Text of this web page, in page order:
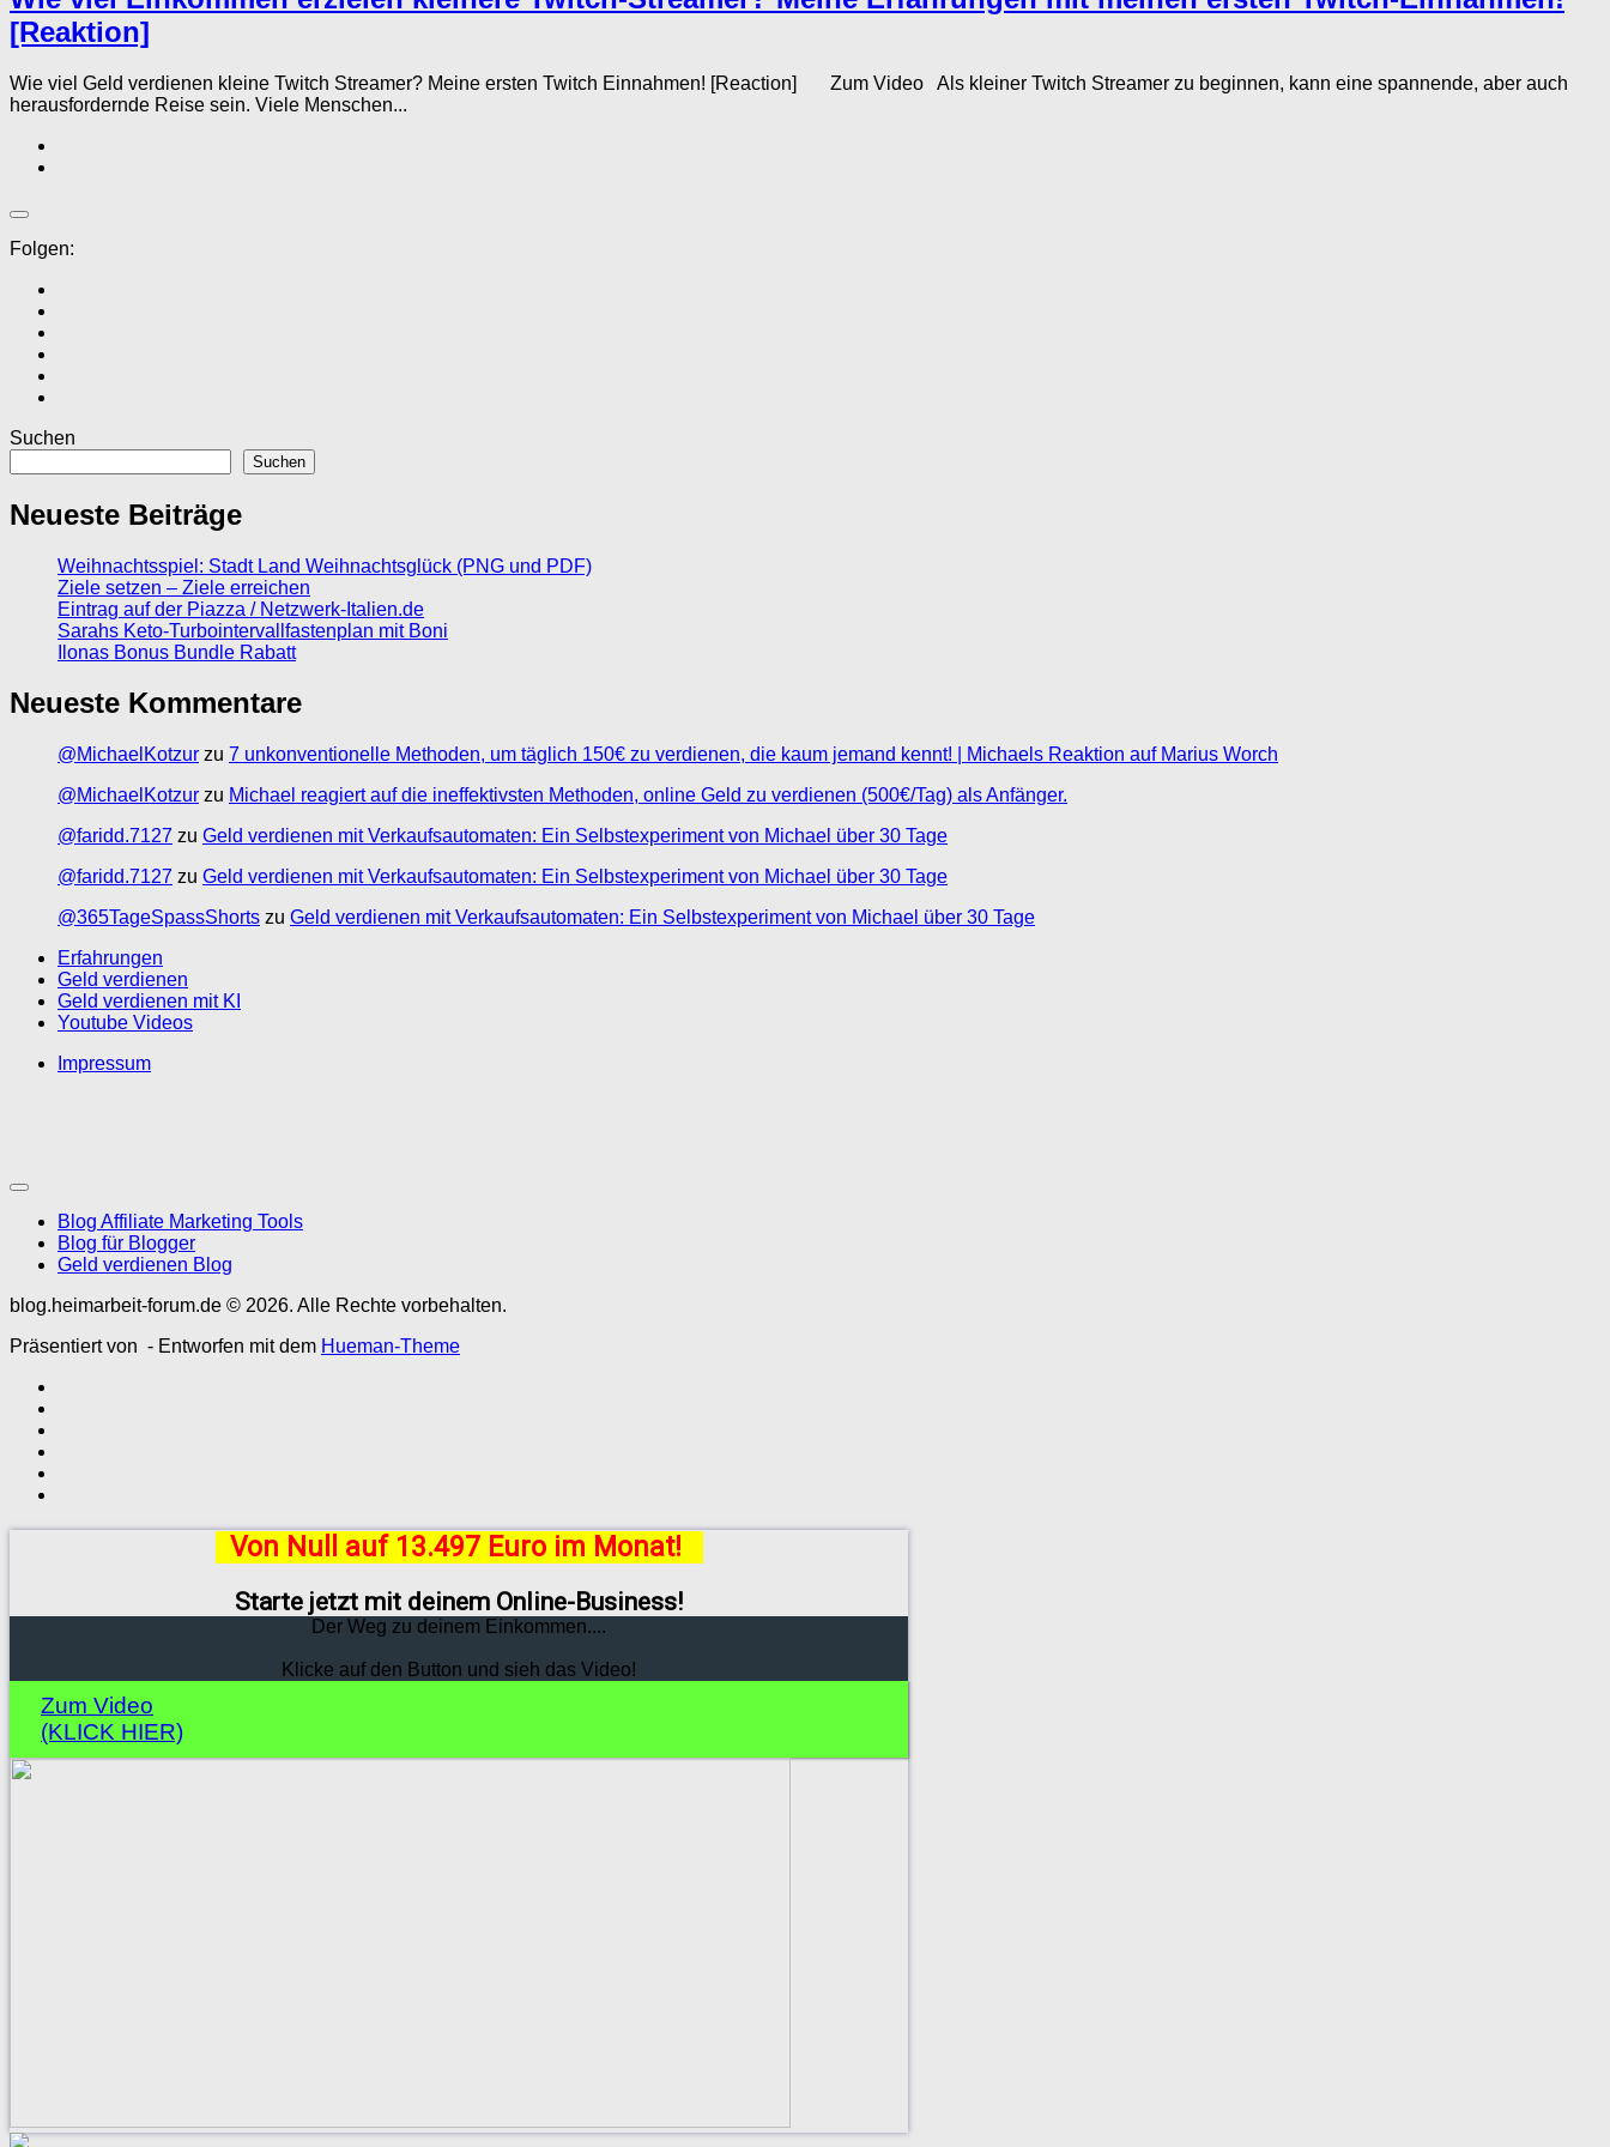
[Reaktion]
Wie viel Geld verdienen kleine Twitch Streamer? Meine ersten Twitch Einnahmen! [Reaction] Zum Video Als kleiner Twitch Streamer zu beginnen, kann eine spannende, aber auch
herausfordernde Reise sein. Viele Menschen...
Folgen:
Suchen
Suchen
Neueste Beiträge
Weihnachtsspiel: Stadt Land Weihnachtsglück (PNG und PDF)
Ziele setzen – Ziele erreichen
Eintrag auf der Piazza / Netzwerk-Italien.de
Sarahs Keto-Turbointervallfastenplan mit Boni
Ilonas Bonus Bundle Rabatt
Neueste Kommentare
@MichaelKotzur zu 7 unkonventionelle Methoden, um täglich 150€ zu verdienen, die kaum jemand kennt! | Michaels Reaktion auf Marius Worch
@MichaelKotzur zu Michael reagiert auf die ineffektivsten Methoden, online Geld zu verdienen (500€/Tag) als Anfänger.
@faridd.7127 zu Geld verdienen mit Verkaufsautomaten: Ein Selbstexperiment von Michael über 30 Tage
@faridd.7127 zu Geld verdienen mit Verkaufsautomaten: Ein Selbstexperiment von Michael über 30 Tage
@365TageSpassShorts zu Geld verdienen mit Verkaufsautomaten: Ein Selbstexperiment von Michael über 30 Tage
Erfahrungen
Geld verdienen
Geld verdienen mit KI
Youtube Videos
Impressum
Blog Affiliate Marketing Tools
Blog für Blogger
Geld verdienen Blog
blog.heimarbeit-forum.de © 2026. Alle Rechte vorbehalten.
Präsentiert von - Entworfen mit dem Hueman-Theme
Von Null auf 13.497 Euro im Monat!
Starte jetzt mit deinem Online-Business!
Der Weg zu deinem Einkommen....
Klicke auf den Button und sieh das Video!
Zum Video
(KLICK HIER)